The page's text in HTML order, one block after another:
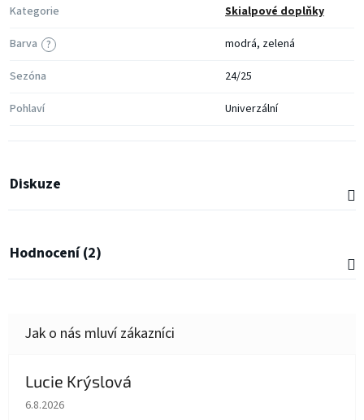
Kategorie Skialpové doplňky
?
Barva
modrá, zelená
Sezóna
24/25
Pohlaví
Univerzální
Diskuze
Hodnocení (2)
Lucie Krýslová
Hodnocení obchodu je 5 z 5 hvězdiček.
6.8.2026